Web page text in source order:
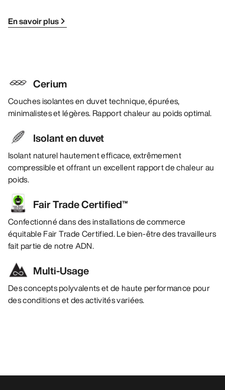
En savoir plus
Cerium
Couches isolantes en duvet technique, épurées,
minimalistes et légères. Rapport chaleur au poids optimal.
Isolant en duvet
Isolant naturel hautement efficace, extrêmement
compressible et offrant un excellent rapport de chaleur au
poids.
Fair Trade Certified™
Confectionné dans des installations de commerce
équitable Fair Trade Certified. Le bien-être des travailleurs
fait partie de notre ADN.
Multi-Usage
Des concepts polyvalents et de haute performance pour
des conditions et des activités variées.